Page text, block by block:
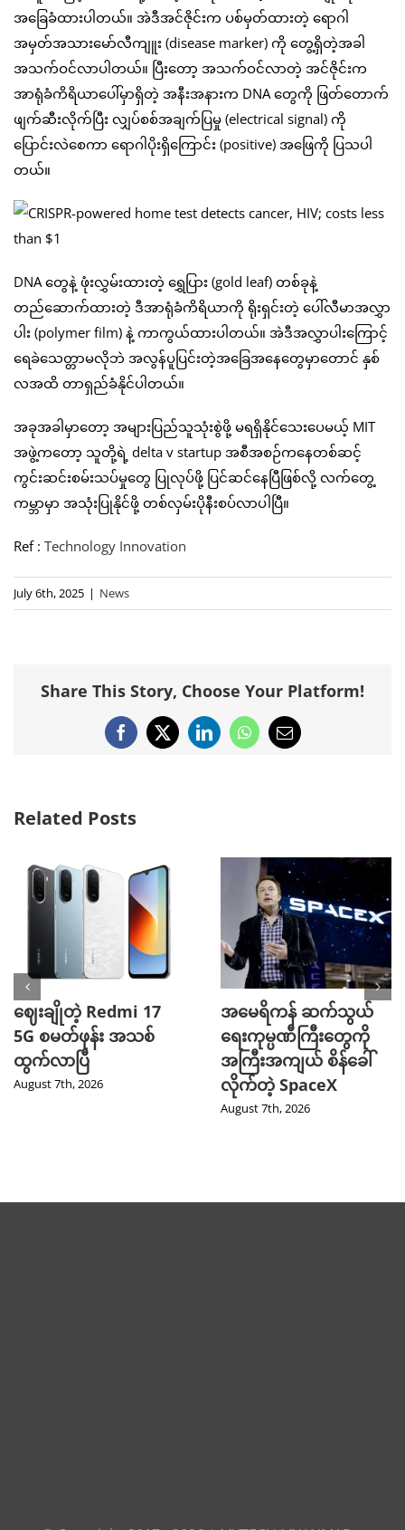
အခြေခံထားပါတယ်။ အဲဒီအင်ဇိုင်းက ပစ်မှတ်ထားတဲ့ ရောဂါ
အမှတ်အသားမော်လီကျူး (disease marker) ကို တွေ့ရှိတဲ့အခါ
အသက်ဝင်လာပါတယ်။ ပြီးတော့ အသက်ဝင်လာတဲ့ အင်ဇိုင်းက
အာရုံခံကိရိယာပေါ်မှာရှိတဲ့ အနီးအနားက DNA တွေကို ဖြတ်တောက်
ဖျက်ဆီးလိုက်ပြီး လျှပ်စစ်အချက်ပြမှု (electrical signal) ကို
ပြောင်းလဲစေကာ ရောဂါပိုးရှိကြောင်း (positive) အဖြေကို ပြသပါ
တယ်။
DNA တွေနဲ့ ဖုံးလွှမ်းထားတဲ့ ရွှေပြား (gold leaf) တစ်ခုနဲ့
တည်ဆောက်ထားတဲ့ ဒီအာရုံခံကိရိယာကို ရိုးရှင်းတဲ့ ပေါ်လီမာအလွှာ
ပါး (polymer film) နဲ့ ကာကွယ်ထားပါတယ်။ အဲဒီအလွှာပါးကြောင့်
ရေခဲသေတ္တာမလိုဘဲ အလွန်ပူပြင်းတဲ့အခြေအနေတွေမှာတောင် နှစ်
လအထိ တာရှည်ခံနိုင်ပါတယ်။
အခုအခါမှာတော့ အများပြည်သူသုံးစွဲဖို့ မရရှိနိုင်သေးပေမယ့် MIT
အဖွဲ့ကတော့ သူတို့ရဲ့ delta v startup အစီအစဉ်ကနေတစ်ဆင့်
ကွင်းဆင်းစမ်းသပ်မှုတွေ ပြုလုပ်ဖို့ ပြင်ဆင်နေပြီဖြစ်လို့ လက်တွေ့
ကမ္ဘာမှာ အသုံးပြုနိုင်ဖို့ တစ်လှမ်းပိုနီးစပ်လာပါပြီ။
Ref : Technology Innovation
July 6th, 2025 | News
Share This Story, Choose Your Platform!
Facebook
X LinkedInWhatsApp
Email
Related Posts
ဈေးချိုတဲ့ Redmi 17
5G စမတ်ဖုန်း အသစ်
ထွက်လာပြီ
August 7th, 2026
အမေရိကန် ဆက်သွယ်
ရေးကုမ္ပဏီကြီးတွေကို
အကြီးအကျယ် စိန်ခေါ်
လိုက်တဲ့ SpaceX
August 7th, 2026